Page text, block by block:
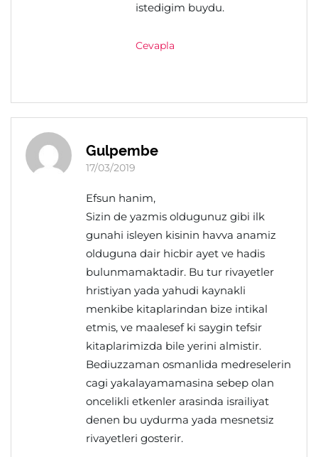
istedigim buydu.
Cevapla
Gulpembe
17/03/2019
Efsun hanim,
Sizin de yazmis oldugunuz gibi ilk
gunahi isleyen kisinin havva anamiz
olduguna dair hicbir ayet ve hadis
bulunmamaktadir. Bu tur rivayetler
hristiyan yada yahudi kaynakli
menkibe kitaplarindan bize intikal
etmis, ve maalesef ki saygin tefsir
kitaplarimizda bile yerini almistir.
Bediuzzaman osmanlida medreselerin
cagi yakalayamamasina sebep olan
oncelikli etkenler arasinda israiliyat
denen bu uydurma yada mesnetsiz
rivayetleri gosterir.